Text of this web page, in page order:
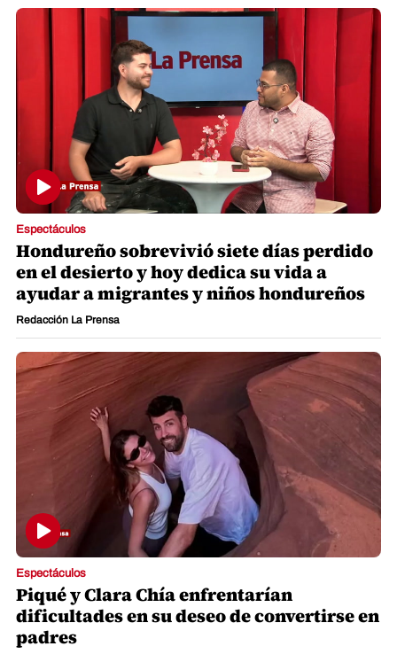
Espectáculos
Hondureño sobrevivió siete días perdido
en el desierto y hoy dedica su vida a
ayudar a migrantes y niños hondureños
Redacción La Prensa
Espectáculos
Piqué y Clara Chía enfrentarían
dificultades en su deseo de convertirse en
padres